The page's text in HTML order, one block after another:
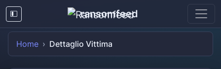
ransomfeed
Home Dettaglio Vittima